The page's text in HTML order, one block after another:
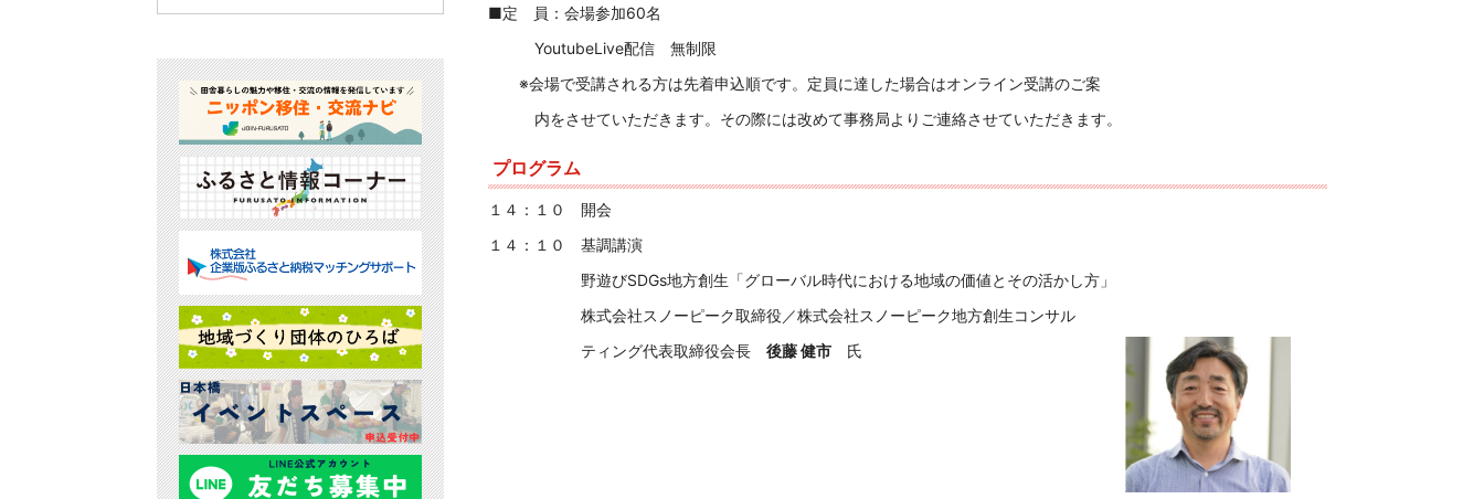
■定 員：会場参加60名
YoutubeLive配信 無制限
※会場で受講される方は先着申込順です。定員に達した場合はオンライン受講のご案
内をさせていただきます。その際には改めて事務局よりご連絡させていただきます。
プログラム
１４：１０ 開会
１４：１０ 基調講演
野遊びSDGs地方創生「グローバル時代における地域の価値とその活かし方」
株式会社スノーピーク取締役／株式会社スノーピーク地方創生コンサル
ティング代表取締役会長 後藤 健市氏